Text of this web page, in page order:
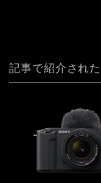
記事で紹介され